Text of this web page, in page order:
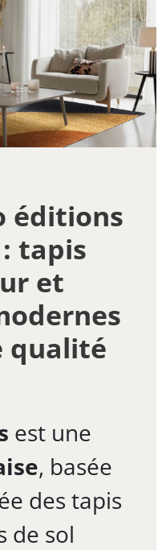
éditions
tapis
et
qualité
est une
, basée
des tapis
de sol